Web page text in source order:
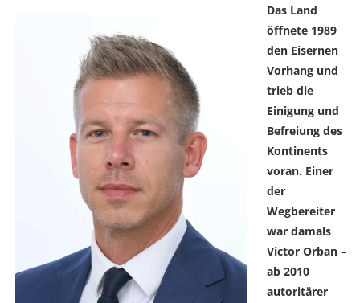
Das Land
öffnete 1989
den Eisernen
Vorhang und
trieb die
Einigung und
Befreiung des
Kontinents
voran. Einer
der
Wegbereiter
war damals
Victor Orban –
ab 2010
autoritärer